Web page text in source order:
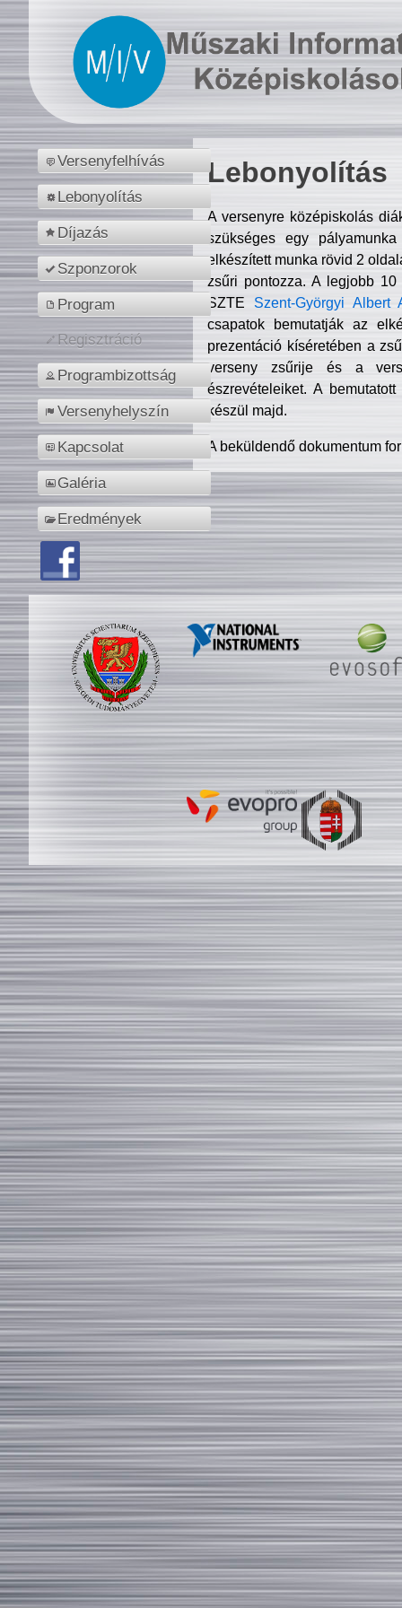
Versenyfelhívás
Lebonyolítás
Díjazás
Szponzorok
Program
Regisztráció
Programbizottság
Versenyhelyszín
Kapcsolat
Galéria
Eredmények
Lebonyolítás
A versenyre középiskolás
szükséges egy
elkészített munka rövid 2
zsűri pontozza. A legjobb
SZTE Szent-Györgyi Albert
csapatok bemutatják az
prezentáció kíséretében a
verseny zsűrije és a
észrevételeiket. A
készül majd.
A beküldendő dokumentum